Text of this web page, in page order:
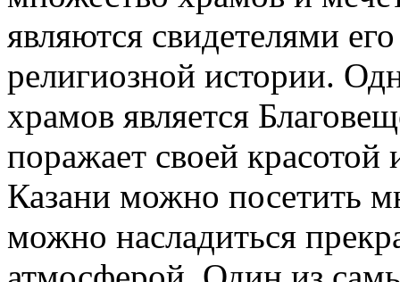
являются свидетелями
религиозной истории.
храмов является
поражает своей
Казани можно посетить
можно насладиться